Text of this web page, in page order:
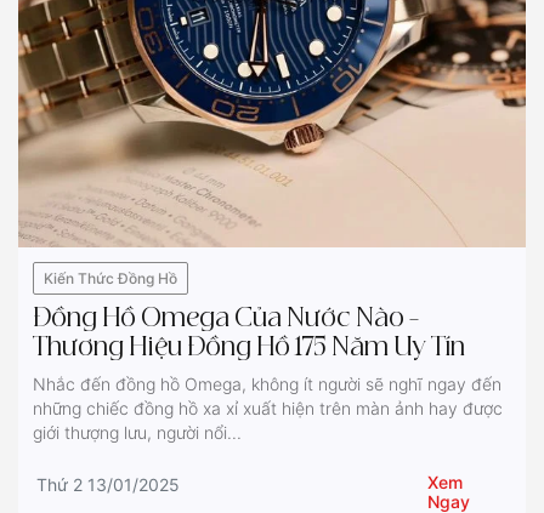
Kiến Thức Đồng Hồ
Đồng Hồ Omega Của Nước Nào –
Thương Hiệu Đồng Hồ 175 Năm Uy Tín
Nhắc đến đồng hồ Omega, không ít người sẽ nghĩ ngay đến
những chiếc đồng hồ xa xỉ xuất hiện trên màn ảnh hay được
giới thượng lưu, người nổi...
Thứ 2 13/01/2025
Xem
Ngay